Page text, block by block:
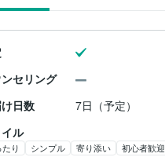
セリング
日数
7日（予定）
ル
り シンプル 寄り添い 初心者歓迎